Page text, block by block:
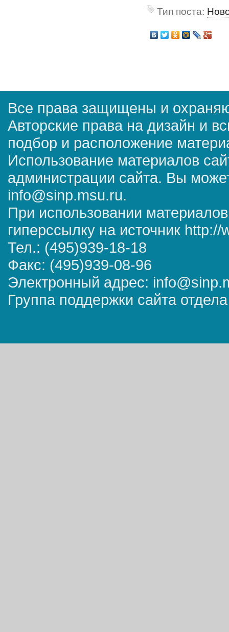
Тип поста:
Все права защищены и
Авторские права на дизайн и
подбор и расположение
Использование материалов
администрации сайта. Вы
info@sinp.msu.ru.
При использовании
гиперссылку на источник
Тел.: (495)939-18-18
Факс: (495)939-08-96
Электронный адрес:
Группа поддержки сайта